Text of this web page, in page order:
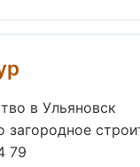
в Ульяновск
79